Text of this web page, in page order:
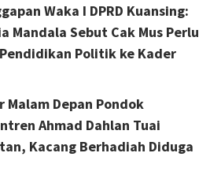
Waka I DPRD Kuansing:
Mandala Sebut Cak Mus Perlu
Politik ke Kader
Malam Depan Pondok
Ahmad Dahlan Tuai
Kacang Berhadiah Diduga